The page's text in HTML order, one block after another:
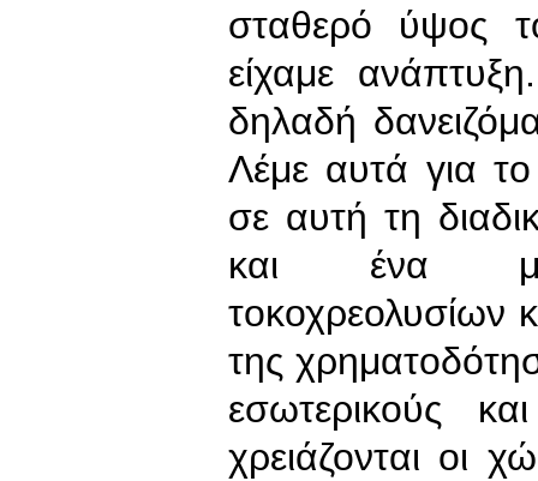
σταθερό ύψος
είχαμε
δηλαδή
Λέμε αυτά για
σε αυτή τη
και ένα
τοκοχρεολυσίων
της
εσωτερικούς
χρειάζονται οι